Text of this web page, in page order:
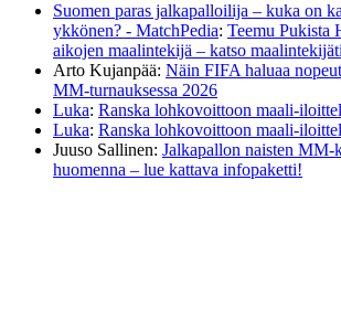
Suomen paras jalkapalloilija – kuka on
ykkönen? - MatchPedia: Teemu Pukista
aikojen maalintekijä – katso
Arto Kujanpää: Näin FIFA haluaa
MM-turnauksessa 2026
Luka: Ranska lohkovoittoon maali-
Luka: Ranska lohkovoittoon maali-
Juuso Sallinen: Jalkapallon naisten MM-
huomenna – lue kattava infopaketti!